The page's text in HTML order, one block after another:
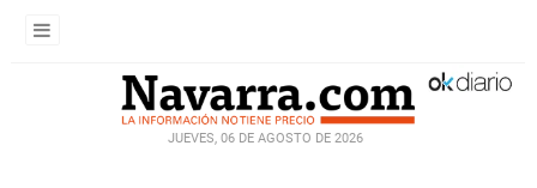
JUEVES, 06 DE AGOSTO DE 2026